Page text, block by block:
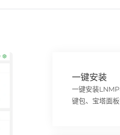
一键安装
一键安装
键包、宝塔面